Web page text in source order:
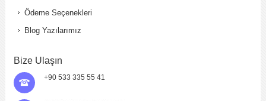
Ödeme Seçenekleri
Blog Yazılarımız
Bize Ulaşın
+90 533 335 55 41